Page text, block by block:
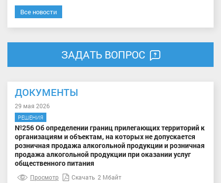
Все новости
ЗАДАТЬ ВОПРОС
ДОКУМЕНТЫ
29 мая 2026
РЕШЕНИЯ
№256 Об определении границ прилегающих территорий к
организациям и объектам, на которых не допускается
розничная продажа алкогольной продукции и розничная
продажа алкогольной продукции при оказании услуг
общественного питания
Просмотр Скачать 2 Мбайт